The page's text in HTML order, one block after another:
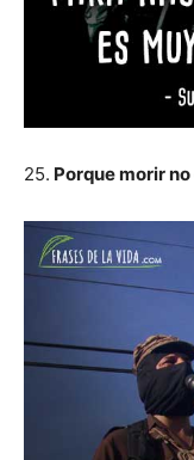
25. Porque morir